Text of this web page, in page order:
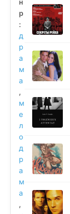
р
:
д
р
а
м
а
,
м
е
л
о
д
р
а
м
а
,